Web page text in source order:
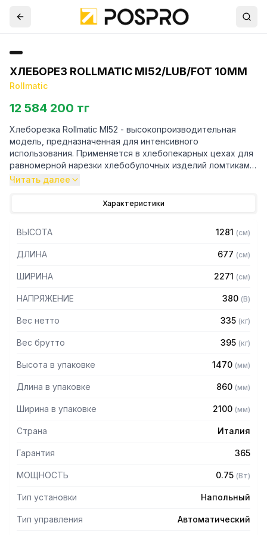
ХЛЕБОРЕЗ ROLLMATIC MI52/LUB/FOT 10MM
Rollmatic
12 584 200 тг
Хлеборезка Rollmatic MI52 - высокопроизводительная
модель, предназначенная для интенсивного
использования. Применяется в хлебопекарных цехах для
равномерной нарезки хлебобулочных изделий ломтиками
одинаковой толщины.
- Загрузочный конвейер длиной 1500 мм расположен
сзади
- Режим непрерывной нарезки
- Регулируемые направляющие для хлеба
- Регулируемая скорость нарезки
165 мм
- Фотометка на выходе для остановки движения хлеба
Читать далее
Характеристики
ВЫСОТА 1281 (см)
ДЛИНА 677 (см)
ШИРИНА 2271 (см)
НАПРЯЖЕНИЕ 380 (В)
Вес нетто 335 (кг)
Вес брутто 395 (кг)
Высота в упаковке 1470 (мм)
Длина в упаковке 860 (мм)
Ширина в упаковке 2100 (мм)
Страна Италия
Гарантия 365
МОЩНОСТЬ 0.75 (Вт)
Тип установки Напольный
Тип управления Автоматический